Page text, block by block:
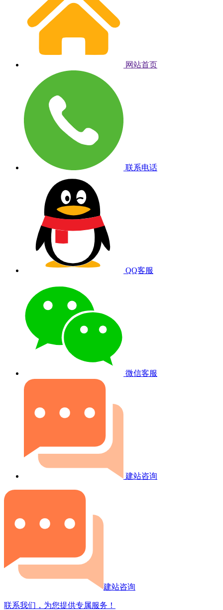
网站首页
联系电话
QQ客服
微信客服
建站咨询
建站咨询
联系我们，为您提供专属服务！